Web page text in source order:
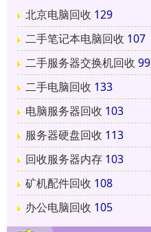
北京电脑回收 129
二手笔记本电脑回收 107
二手服务器交换机回收 99
二手电脑回收 133
电脑服务器回收 103
服务器硬盘回收 113
回收服务器内存 103
矿机配件回收 108
办公电脑回收 105